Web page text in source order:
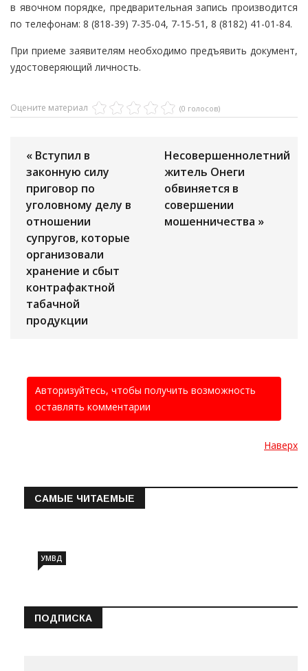
в явочном порядке, предварительная запись производится
по телефонам: 8 (818-39) 7-35-04, 7-15-51, 8 (8182) 41-01-84.
При приеме заявителям необходимо предъявить документ,
удостоверяющий личность.
Оцените материал (0 голосов)
« Вступил в
законную силу
приговор по
уголовному делу в
отношении
супругов, которые
организовали
хранение и сбыт
контрафактной
табачной
продукции
Несовершеннолетний
житель Онеги
обвиняется в
совершении
мошенничества »
Авторизуйтесь, чтобы получить возможность
оставлять комментарии
Наверх
САМЫЕ ЧИТАЕМЫЕ
УМВД
ПОДПИСКА